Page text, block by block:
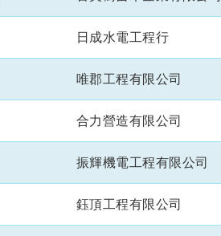
日成水電工程行
唯郡工程有限公司
合力營造有限公司
振輝機電工程有限公司
鈺頂工程有限公司